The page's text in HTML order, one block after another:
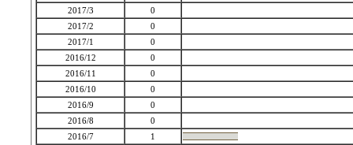
2017/3
0
2017/2
0
2017/1
0
2016/12
0
2016/11
0
2016/10
0
2016/9
0
2016/8
0
2016/7
1